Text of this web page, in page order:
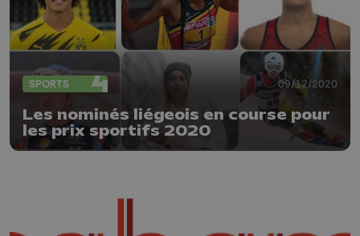
SPORTS 09/12/2020
Les nominés liégeois en course pour
les prix sportifs 2020